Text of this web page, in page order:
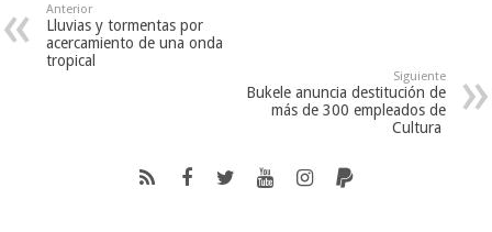
Anterior
Lluvias y tormentas por
acercamiento de una onda
tropical
Siguiente
Bukele anuncia destitución de
más de 300 empleados de
Cultura